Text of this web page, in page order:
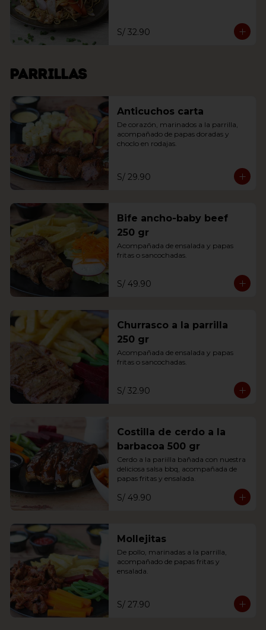
S/ 32.90
Parrillas
Anticuchos carta
De corazón, marinados a la parrilla,
acompañado de papas doradas y
choclo en rodajas.
S/ 29.90
Bife ancho-baby beef
250 gr
Acompañada de ensalada y papas
fritas o sancochadas.
S/ 49.90
Churrasco a la parrilla
250 gr
Acompañada de ensalada y papas
fritas o sancochadas.
S/ 32.90
Costilla de cerdo a la
barbacoa 500 gr
Cerdo a la pariilla bañada con nuestra
deliciosa salsa bbq, acompañada de
papas fritas y ensalada.
S/ 49.90
Mollejitas
De pollo, marinadas a la parrilla,
acompañado de papas fritas y
ensalada.
S/ 27.90